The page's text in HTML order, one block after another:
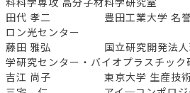
田代 孝二 豊田工業大学 名誉教
ロン光センター
藤田 雅弘 国立研究開発法人理
学研究センター・バイオプラスチック
吉江 尚子 東京大学 生産技術